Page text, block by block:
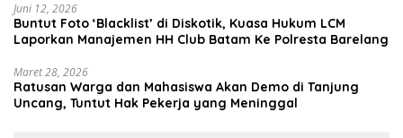
Juni 12, 2026
Buntut Foto ‘Blacklist’ di Diskotik, Kuasa Hukum LCM
Laporkan Manajemen HH Club Batam Ke Polresta Barelang
Maret 28, 2026
Ratusan Warga dan Mahasiswa Akan Demo di Tanjung
Uncang, Tuntut Hak Pekerja yang Meninggal